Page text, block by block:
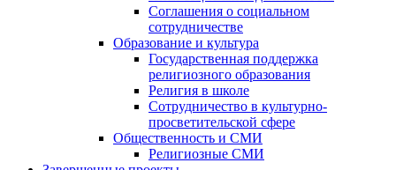
Соглашения о социальном
сотрудничестве
Образование и культура
Государственная поддержка
религиозного образования
Религия в школе
Сотрудничество в культурно-
просветительской сфере
Общественность и СМИ
Религиозные СМИ